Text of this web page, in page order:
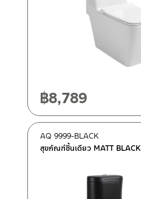
฿8,789
สุขภัณฑ์ชิ้นเดียว MATT BLACK
AQ 9999-BLACK